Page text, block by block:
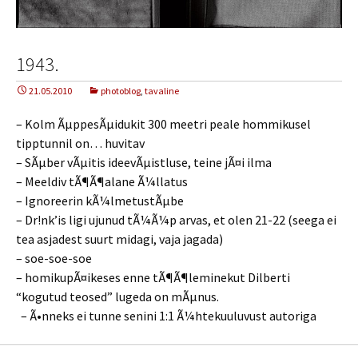
1943.
21.05.2010 photoblog, tavaline
– Kolm ÃµppesÃµidukit 300 meetri peale hommikusel
tipptunnil on… huvitav
– SÃµber vÃµitis ideevÃµistluse, teine jÃ¤i ilma
– Meeldiv tÃ¶Ã¶alane Ã¼llatus
– Ignoreerin kÃ¼lmetustÃµbe
– Dr!nk’is ligi ujunud tÃ¼Ã¼p arvas, et olen 21-22 (seega ei
tea asjadest suurt midagi, vaja jagada)
– soe-soe-soe
– homikupÃ¤ikeses enne tÃ¶Ã¶leminekut Dilberti
“kogutud teosed” lugeda on mÃµnus.
– Ã•nneks ei tunne senini 1:1 Ã¼htekuuluvust autoriga